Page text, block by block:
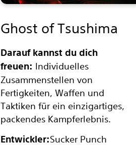
Ghost of Tsushima
Darauf kannst du dich
freuen: Individuelles
Zusammenstellen von
Fertigkeiten, Waffen und
Taktiken für ein einzigartiges,
packendes Kampferlebnis.
Entwickler:Sucker Punch